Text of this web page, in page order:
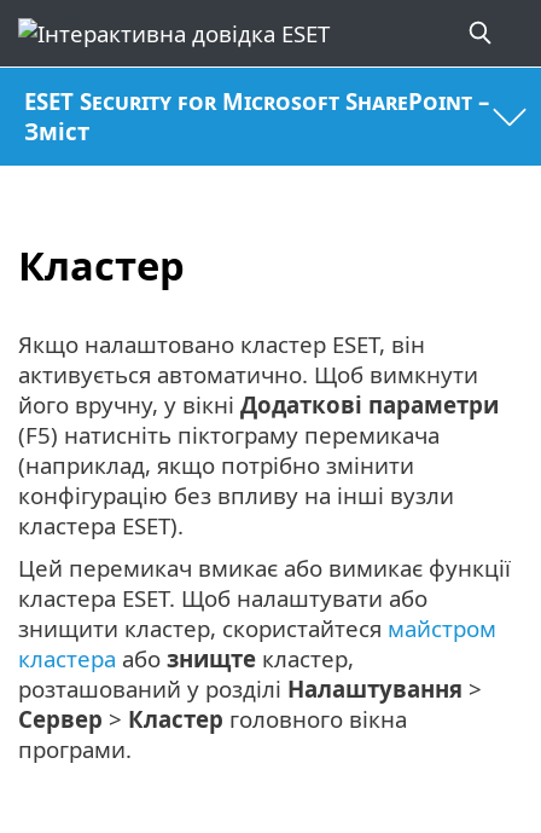
ESET Security for Microsoft SharePoint –
Зміст
Кластер
Якщо налаштовано кластер ESET, він
активується автоматично. Щоб вимкнути
його вручну, у вікні Додаткові параметри
(F5) натисніть піктограму перемикача
(наприклад, якщо потрібно змінити
конфігурацію без впливу на інші вузли
кластера ESET).
Цей перемикач вмикає або вимикає функції
кластера ESET. Щоб налаштувати або
знищити кластер, скористайтеся майстром
кластера або знищте кластер,
розташований у розділі Налаштування >
Сервер > Кластер головного вікна
програми.